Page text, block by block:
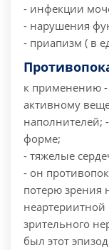
- инфекции
- нарушения
- приапизм ( в
к применению
активному
наполнителей;
форме;
- тяжелые
- он
потерю зрения
зрительного
был этот